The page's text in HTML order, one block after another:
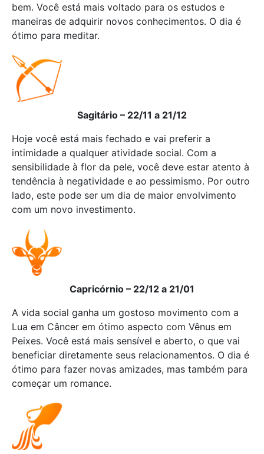
bem. Você está mais voltado para os estudos e
maneiras de adquirir novos conhecimentos. O dia é
ótimo para meditar.
Sagitário – 22/11 a 21/12
Hoje você está mais fechado e vai preferir a
intimidade a qualquer atividade social. Com a
sensibilidade à flor da pele, você deve estar atento à
tendência à negatividade e ao pessimismo. Por outro
lado, este pode ser um dia de maior envolvimento
com um novo investimento.
Capricórnio – 22/12 a 21/01
A vida social ganha um gostoso movimento com a
Lua em Câncer em ótimo aspecto com Vênus em
Peixes. Você está mais sensível e aberto, o que vai
beneficiar diretamente seus relacionamentos. O dia é
ótimo para fazer novas amizades, mas também para
começar um romance.